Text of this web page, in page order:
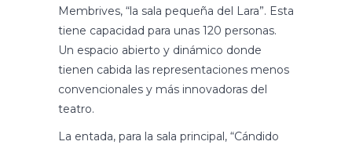
Membrives, “la sala pequeña del Lara”. Esta
tiene capacidad para unas 120 personas.
Un espacio abierto y dinámico donde
tienen cabida las representaciones menos
convencionales y más innovadoras del
teatro.
La entada, para la sala principal, “Cándido